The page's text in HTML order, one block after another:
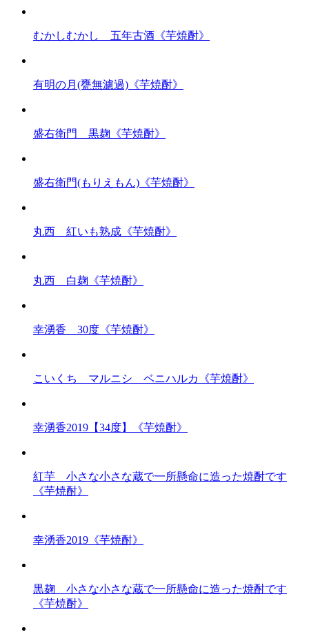
むかしむかし 五年古酒《芋焼酎》
有明の月(甕無濾過)《芋焼酎》
盛右衛門 黒麹《芋焼酎》
盛右衛門(もりえもん)《芋焼酎》
丸西 紅いも熟成《芋焼酎》
丸西 白麹《芋焼酎》
幸湧香 30度《芋焼酎》
こいくち マルニシ ベニハルカ《芋焼酎》
幸湧香2019【34度】《芋焼酎》
紅芋 小さな小さな蔵で一所懸命に造った焼酎です
《芋焼酎》
幸湧香2019《芋焼酎》
黒麹 小さな小さな蔵で一所懸命に造った焼酎です
《芋焼酎》